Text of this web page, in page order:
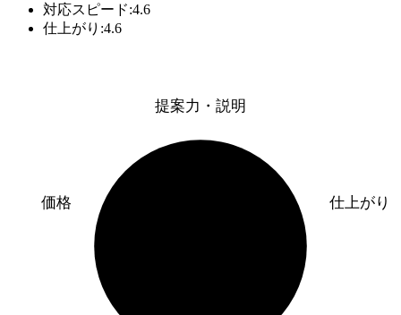
対応スピード:4.6
仕上がり:4.6
提案力・説明
仕上がり
価格